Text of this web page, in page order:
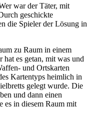
war der Täter, mit
geschickte
die Spieler der Lösung in
zu Raum in einem
hat es getan, mit was und
und Ortskarten
Kartentyps heimlich in
gelegt wurde. Die
und dann einen
es in diesem Raum mit